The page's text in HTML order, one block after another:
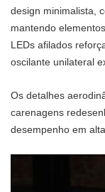
design minimalista,
mantendo
LEDs afilados
oscilante unilateral
Os detalhes
carenagens
desempenho em